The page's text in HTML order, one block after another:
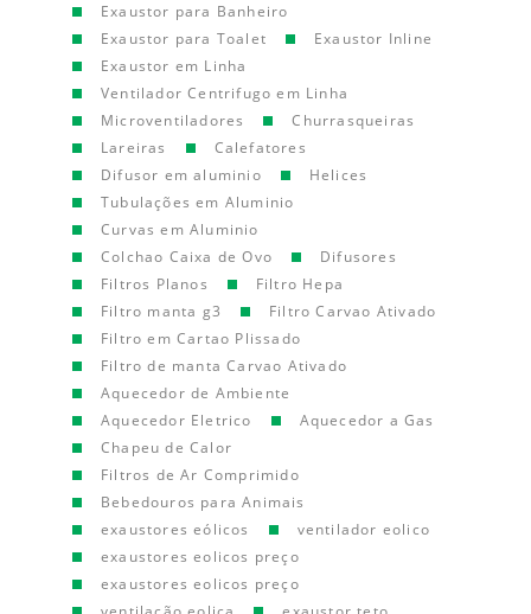
Exaustor para Banheiro
Exaustor para Toalet
Exaustor Inline
Exaustor em Linha
Ventilador Centrifugo em Linha
Microventiladores
Churrasqueiras
Lareiras
Calefatores
Difusor em aluminio
Helices
Tubulações em Aluminio
Curvas em Aluminio
Colchao Caixa de Ovo
Difusores
Filtros Planos
Filtro Hepa
Filtro manta g3
Filtro Carvao Ativado
Filtro em Cartao Plissado
Filtro de manta Carvao Ativado
Aquecedor de Ambiente
Aquecedor Eletrico
Aquecedor a Gas
Chapeu de Calor
Filtros de Ar Comprimido
Bebedouros para Animais
exaustores eólicos
ventilador eolico
exaustores eolicos preço
exaustores eolicos preço